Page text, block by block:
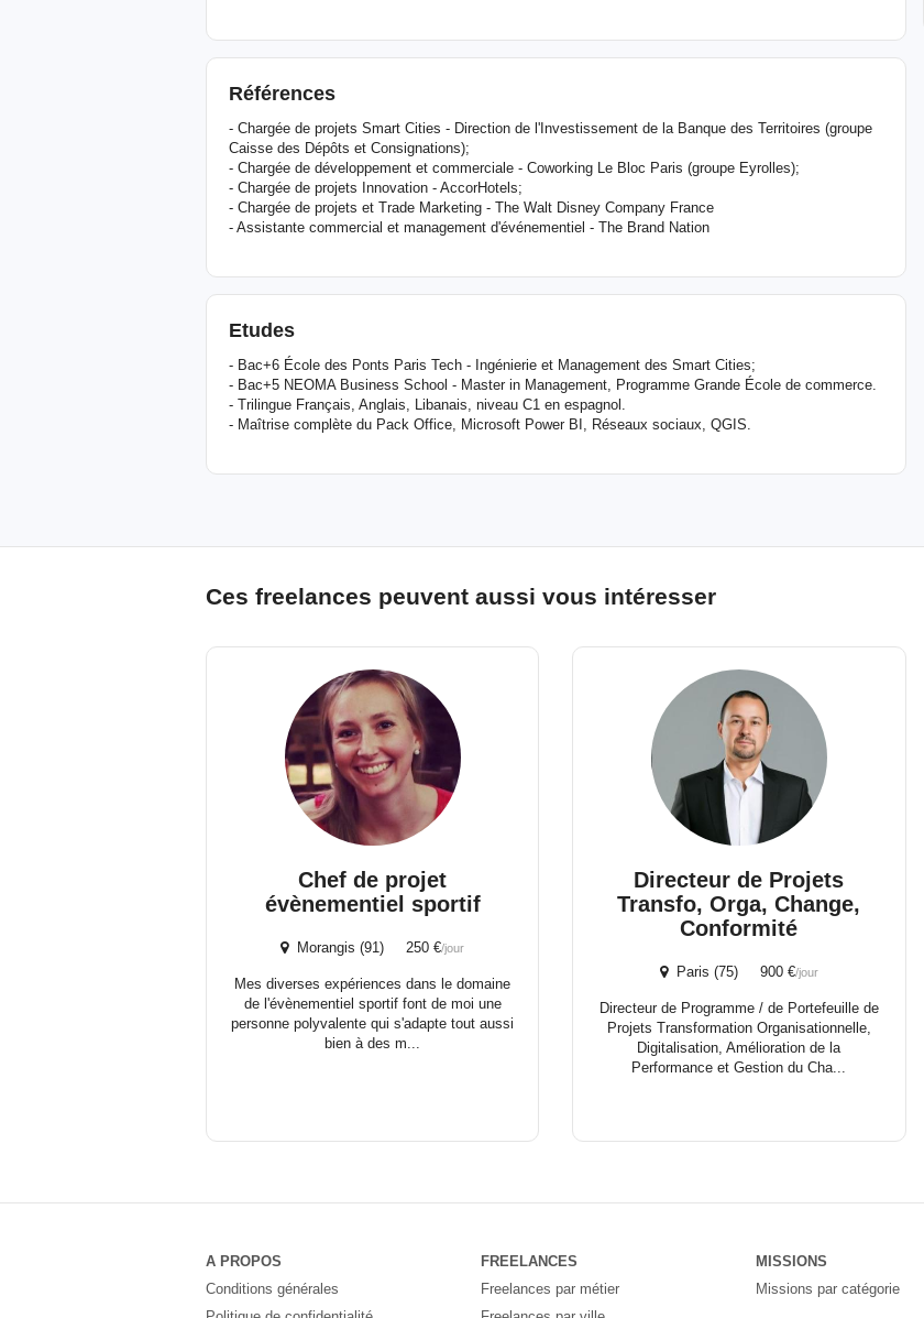
Références
- Chargée de projets Smart Cities - Direction de l'Investissement de la Banque des Territoires (groupe
Caisse des Dépôts et Consignations);
- Chargée de développement et commerciale - Coworking Le Bloc Paris (groupe Eyrolles);
- Chargée de projets Innovation - AccorHotels;
- Chargée de projets et Trade Marketing - The Walt Disney Company France
- Assistante commercial et management d'événementiel - The Brand Nation
Etudes
- Bac+6 École des Ponts Paris Tech - Ingénierie et Management des Smart Cities;
- Bac+5 NEOMA Business School - Master in Management, Programme Grande École de commerce.
- Trilingue Français, Anglais, Libanais, niveau C1 en espagnol.
- Maîtrise complète du Pack Office, Microsoft Power BI, Réseaux sociaux, QGIS.
Ces freelances peuvent aussi vous intéresser
Chef de projet
évènementiel sportif
Morangis (91) 250 €/jour
Mes diverses expériences dans le domaine
de l'évènementiel sportif font de moi une
personne polyvalente qui s'adapte tout aussi
bien à des m...
Directeur de Projets
Transfo, Orga, Change,
Conformité
Paris (75) 900 €/jour
Directeur de Programme / de Portefeuille de
Projets Transformation Organisationnelle,
Digitalisation, Amélioration de la
Performance et Gestion du Cha...
A PROPOS
Conditions générales
FREELANCES
Freelances par métier
MISSIONS
Missions par catégorie